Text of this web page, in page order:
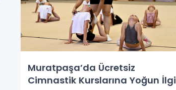
Muratpaşa’da Ücretsiz
Cimnastik Kurslarına Yoğun İlgi